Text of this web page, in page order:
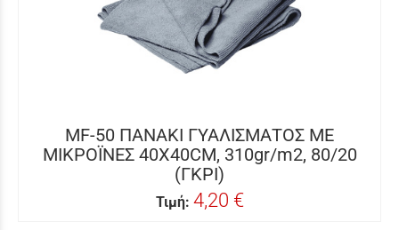
MF-50 ΠΑΝΑΚΙ ΓΥΑΛΙΣΜΑΤΟΣ ΜΕ
ΜΙΚΡΟΪΝΕΣ 40Χ40CM, 310gr/m2, 80/20
(ΓΚΡΙ)
Τιμή: 4,20 €